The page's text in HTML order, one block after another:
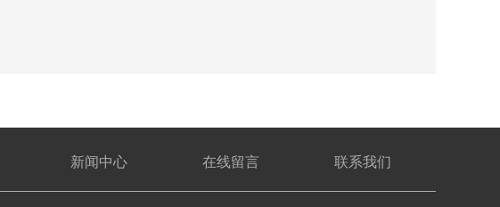
新闻中心 在线留言 联系我们